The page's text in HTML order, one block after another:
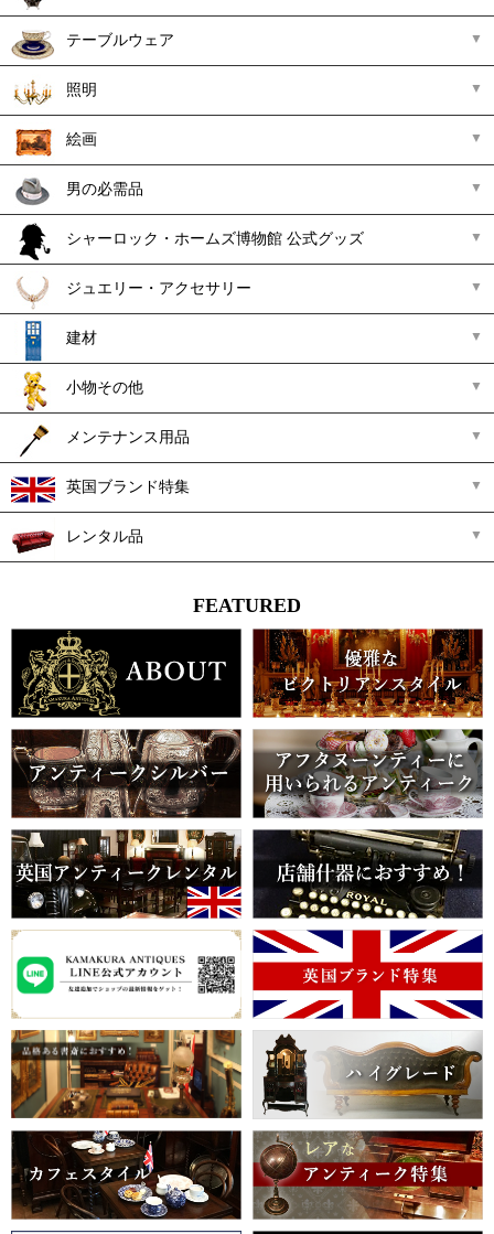
テーブルウェア
照明
絵画
男の必需品
シャーロック・ホームズ博物館 公式グッズ
ジュエリー・アクセサリー
建材
小物その他
メンテナンス用品
英国ブランド特集
レンタル品
FEATURED